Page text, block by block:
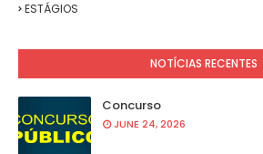
ESTÁGIOS
NOTÍCIAS RECENTES
Concurso
JUNE 24, 2026